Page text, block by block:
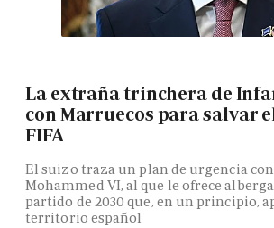
La extraña trinchera de
con Marruecos para salvar
FIFA
El suizo traza un plan de urgencia
Mohammed VI, al que le ofrece
partido de 2030 que, en un principio,
territorio español